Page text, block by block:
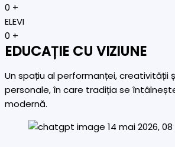
0 +
ELEVI
0 +
EDUCAȚIE CU VIZIUNE
Un spațiu al performanței, creativității
personale, în care tradiția se
modernă.